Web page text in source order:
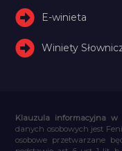
E-winieta
Winiety
Klauzula informacyjna w
danych osobowych jest
osobowe przetwarzane